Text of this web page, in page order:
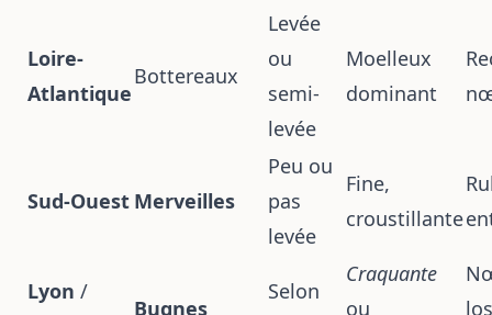
Loire-
Atlantique
Bottereaux
Levée
ou
semi-
levée
Moelleux
dominant
Sud-Ouest Merveilles
Peu ou
pas
levée
Fine,
croustillante
Lyon /
Bugnes
Selon
Craquante
ou